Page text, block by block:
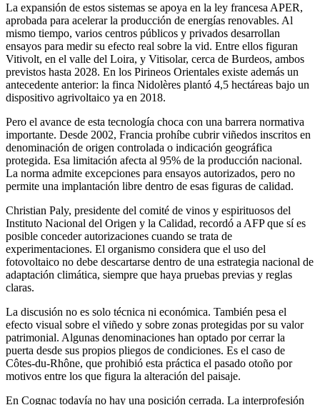
La expansión de estos sistemas se apoya en la ley francesa APER,
aprobada para acelerar la producción de energías renovables. Al
mismo tiempo, varios centros públicos y privados desarrollan
ensayos para medir su efecto real sobre la vid. Entre ellos figuran
Vitivolt, en el valle del Loira, y Vitisolar, cerca de Burdeos, ambos
previstos hasta 2028. En los Pirineos Orientales existe además un
antecedente anterior: la finca Nidolères plantó 4,5 hectáreas bajo un
dispositivo agrivoltaico ya en 2018.
Pero el avance de esta tecnología choca con una barrera normativa
importante. Desde 2002, Francia prohíbe cubrir viñedos inscritos en
denominación de origen controlada o indicación geográfica
protegida. Esa limitación afecta al 95% de la producción nacional.
La norma admite excepciones para ensayos autorizados, pero no
permite una implantación libre dentro de esas figuras de calidad.
Christian Paly, presidente del comité de vinos y espirituosos del
Instituto Nacional del Origen y la Calidad, recordó a AFP que sí es
posible conceder autorizaciones cuando se trata de
experimentaciones. El organismo considera que el uso del
fotovoltaico no debe descartarse dentro de una estrategia nacional de
adaptación climática, siempre que haya pruebas previas y reglas
claras.
La discusión no es solo técnica ni económica. También pesa el
efecto visual sobre el viñedo y sobre zonas protegidas por su valor
patrimonial. Algunas denominaciones han optado por cerrar la
puerta desde sus propios pliegos de condiciones. Es el caso de
Côtes-du-Rhône, que prohibió esta práctica el pasado otoño por
motivos entre los que figura la alteración del paisaje.
En Cognac todavía no hay una posición cerrada. La interprofesión